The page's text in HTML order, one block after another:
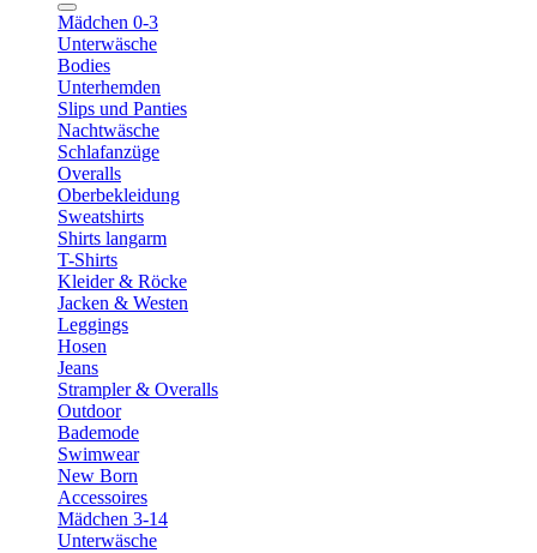
Mädchen 0-3
Unterwäsche
Bodies
Unterhemden
Slips und Panties
Nachtwäsche
Schlafanzüge
Overalls
Oberbekleidung
Sweatshirts
Shirts langarm
T-Shirts
Kleider & Röcke
Jacken & Westen
Leggings
Hosen
Jeans
Strampler & Overalls
Outdoor
Bademode
Swimwear
New Born
Accessoires
Mädchen 3-14
Unterwäsche